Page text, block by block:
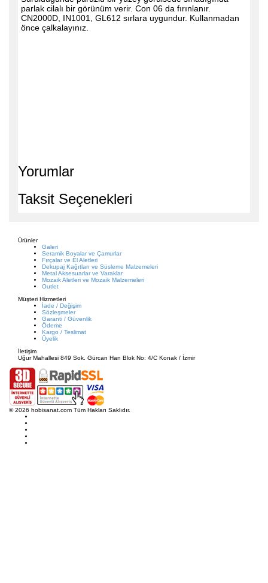
parlak cilalı bir görünüm verir. Con 06 da fırınlanır.
CN2000D, IN1001, GL612 sırlara uygundur. Kullanmadan
önce çalkalayınız.
Yorumlar
Taksit Seçenekleri
Ürünler
Galeri
Seramik Boyalar ve Çamurlar
Fırçalar ve El Aletleri
Dekupaj Kağıtları ve Süsleme Malzemeleri
Metal Aksesuarlar ve Varaklar
Mozaik Aletleri ve Mozaik Malzemeleri
Outlet
Müşteri Hizmetleri
İade / Değişim
Sözleşmeler
Garanti / Güvenlik
Ödeme
Kargo / Teslimat
Üyelik
İletişim
Uğur Mahallesi 849 Sok. Gürcan Han Blok No: 4/C Konak / İzmir
© 2026 hobisanat.com Tüm Hakları Saklıdır.